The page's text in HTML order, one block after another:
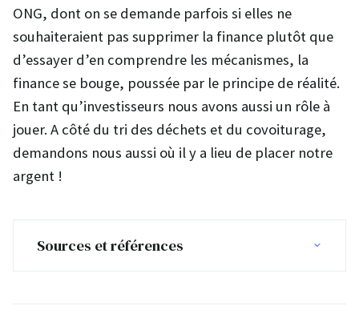
ONG, dont on se demande parfois si elles ne
souhaiteraient pas supprimer la finance plutôt que
d’essayer d’en comprendre les mécanismes, la
finance se bouge, poussée par le principe de réalité.
En tant qu’investisseurs nous avons aussi un rôle à
jouer. A côté du tri des déchets et du covoiturage,
demandons nous aussi où il y a lieu de placer notre
argent !
Sources et références